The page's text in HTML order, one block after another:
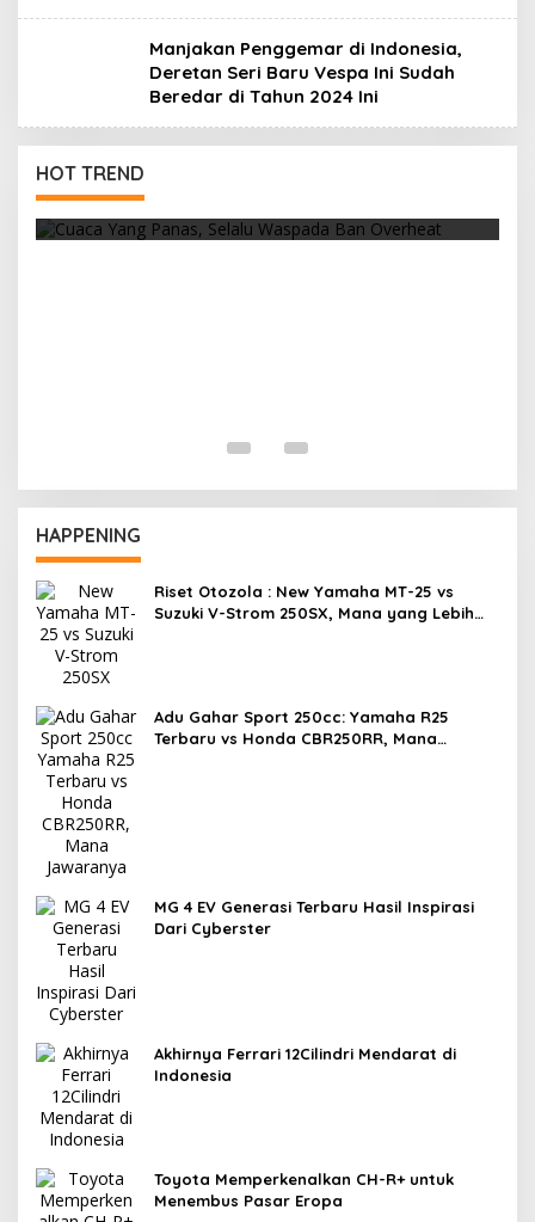
Manjakan Penggemar di Indonesia,
Deretan Seri Baru Vespa Ini Sudah
Beredar di Tahun 2024 Ini
HOT TREND
Overheat
HAPPENING
Riset Otozola : New Yamaha MT-25 vs
Suzuki V-Strom 250SX, Mana yang Lebih
Adu Gahar Sport 250cc: Yamaha R25
Terbaru vs Honda CBR250RR, Mana
MG 4 EV Generasi Terbaru Hasil Inspirasi
Dari Cyberster
Akhirnya Ferrari 12Cilindri Mendarat di
Indonesia
Toyota Memperkenalkan CH-R+ untuk
Menembus Pasar Eropa